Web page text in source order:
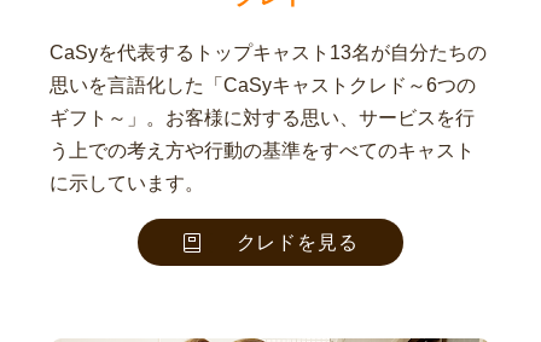
CaSyを代表するトップキャスト13名が自分たちの
思いを言語化した「CaSyキャストクレド～6つの
ギフト～」。お客様に対する思い、サービスを行
う上での考え方や行動の基準をすべてのキャスト
に示しています。
クレドを見る